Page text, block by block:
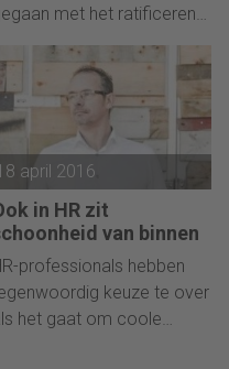
met het ratificeren
van het verdrag inzake de
van personen met
handicap.
april 2016
in HR zit
van binnen
professionals hebben
keuze te over
het gaat om coole